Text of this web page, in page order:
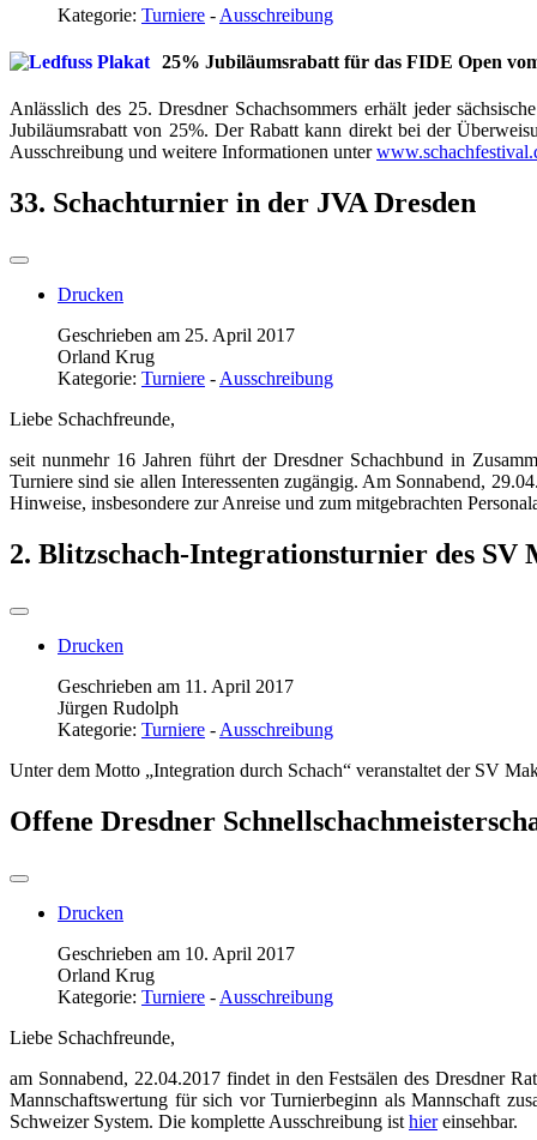
Kategorie: Turniere - Ausschreibung
25% Jubiläumsrabatt für das FIDE Open
Anlässlich des 25. Dresdner Schachsommers erhält jeder
Jubiläumsrabatt von 25%. Der Rabatt kann direkt bei der
Ausschreibung und weitere Informationen unter
33. Schachturnier in der JVA Dresden
Drucken
Geschrieben am 25. April 2017
Orland Krug
Kategorie: Turniere - Ausschreibung
Liebe Schachfreunde,
seit nunmehr 16 Jahren führt der Dresdner Schachbund in
Turniere sind sie allen Interessenten zugängig. Am Sonnabend,
Hinweise, insbesondere zur Anreise und zum mitgebrachten
2. Blitzschach-Integrationsturnier des SV
Drucken
Geschrieben am 11. April 2017
Jürgen Rudolph
Kategorie: Turniere - Ausschreibung
Unter dem Motto „Integration durch Schach“ veranstaltet der SV
Offene Dresdner
Drucken
Geschrieben am 10. April 2017
Orland Krug
Kategorie: Turniere - Ausschreibung
Liebe Schachfreunde,
am Sonnabend, 22.04.2017 findet in den Festsälen des Dresdner
Mannschaftswertung für sich vor Turnierbeginn als Mannschaft
Schweizer System. Die komplette Ausschreibung ist hiereinsehbar.